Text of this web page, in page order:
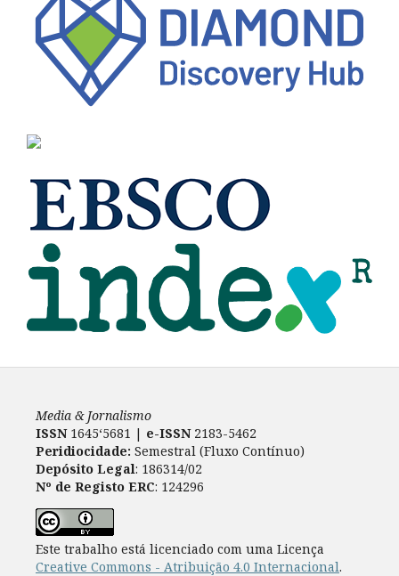
Media & Jornalismo
ISSN 1645‘5681 | e-ISSN2183-5462
Peridiocidade: Semestral (Fluxo Contínuo)
Depósito Legal: 186314/02
Nº de Registo ERC: 124296
Este trabalho está licenciado com uma Licença
Creative Commons - Atribuição 4.0 Internacional.